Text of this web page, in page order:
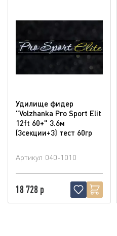
Удилище фидер
"Volzhanka Pro Sport Elit
12ft 60+" 3.6м
(3секции+3) тест 60гр
Артикул 040-1010
18 728 р